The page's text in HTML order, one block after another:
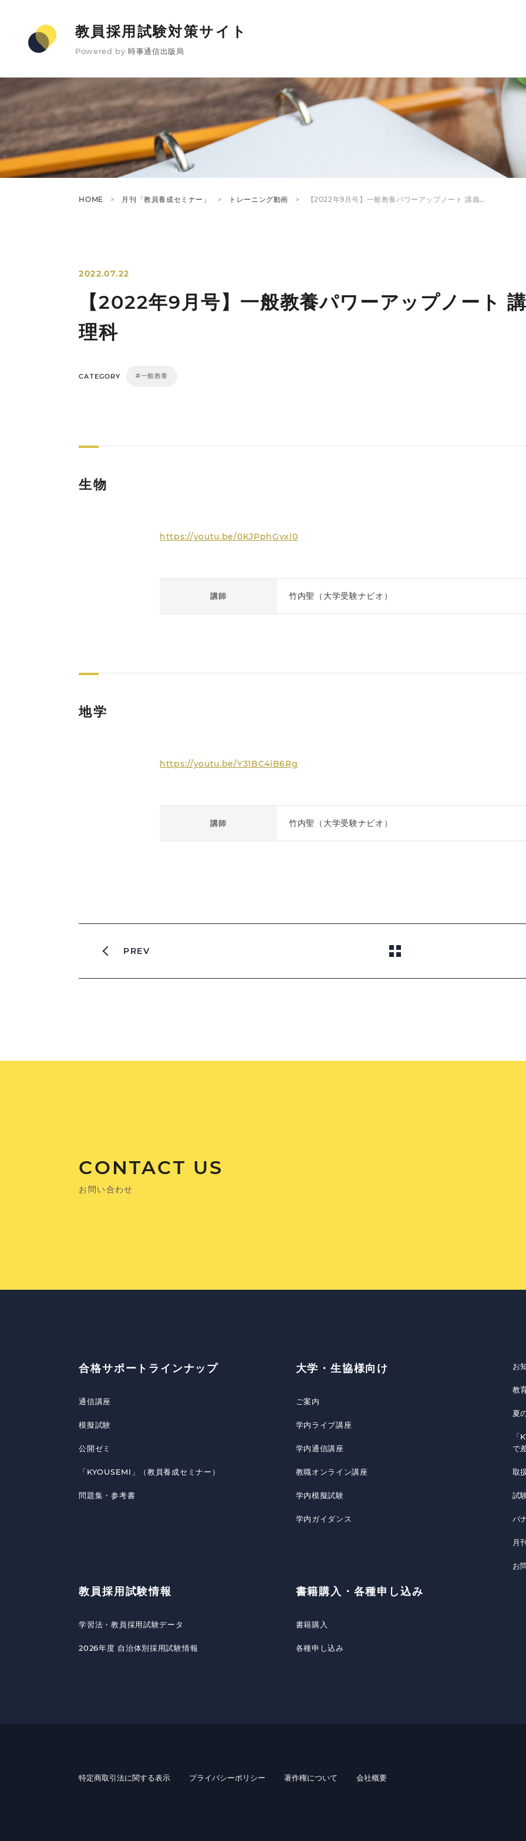
教員採用試験対策サイト
Powered by 時事通信出版局
HOME 月刊「教員養成セミナー」 トレーニング動画 【2022年9月号】一般教養パワーアップノート 講義…
2022.07.22
【2022年9月号】一般教養パワーアップノート
理科
CATEGORY #一般教養
生物
https://youtu.be/0KJPphGvxl0
講師 竹内聖（大学受験ナビオ）
地学
https://youtu.be/Y31BC4iB6Rg
講師 竹内聖（大学受験ナビオ）
PREV
CONTACT US
お問い合わせ
合格サポートラインナップ
通信講座
模擬試験
公開ゼミ
「KYOUSEMI」（教員養成セミナー）
問題集・参考書
教員採用試験情報
学習法・教員採用試験データ
2026年度 自治体別採用試験情報
大学・生協様向け
ご案内
学内ライブ講座
学内通信講座
教職オンライン講座
学内模擬試験
学内ガイダンス
書籍購入・各種申し込み
書籍購入
各種申し込み
お
教
夏
で
取
試
バ
月
お
特定商取引法に関する表示 プライバシーポリシー 著作権について 会社概要